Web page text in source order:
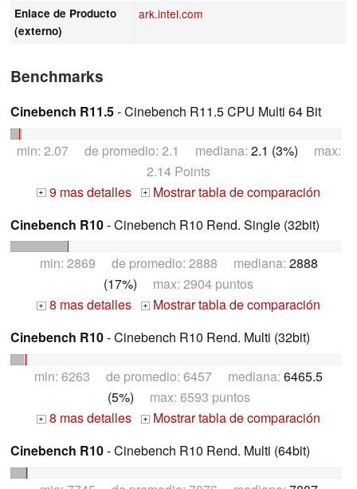
Enlace de Producto
(externo)
ark.intel.com
Benchmarks
Cinebench R11.5- Cinebench R11.5 CPU Multi 64 Bit
min: 2.07 de promedio: 2.1 mediana: 2.1 (3%) max:
2.14 Points
+ 9 mas detalles +
Mostrar tabla de comparación
Cinebench R10- Cinebench R10 Rend. Single (32bit)
min: 2869 de promedio: 2888 mediana: 2888
(17%) max: 2904 puntos
+ 8 mas detalles +
Mostrar tabla de comparación
Cinebench R10- Cinebench R10 Rend. Multi (32bit)
min: 6263 de promedio: 6457 mediana: 6465.5
(5%) max: 6593 puntos
+ 8 mas detalles +
Mostrar tabla de comparación
Cinebench R10- Cinebench R10 Rend. Multi (64bit)